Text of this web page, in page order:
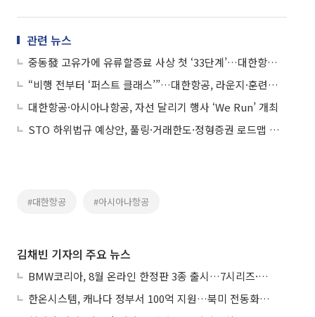
관련 뉴스
중동發 고유가에 유류할증료 사상 첫 ‘33단계’…대한항공, 뉴욕 왕복만 110만원
“비행 전부터 ‘퍼스트 클래스’”…대한항공, 라운지·훈련센터에 통합 청사진 담았다
대한항공·아시아나항공, 자선 달리기 행사 ‘We Run’ 개최
STO 하위법규 예상안, 풀링·거래한도·정형증권 로드맵 제시
#대한항공 #아시아나항공
김채빈 기자의 주요 뉴스
BMW코리아, 8월 온라인 한정판 3종 출시…7시리즈·X7·M340i 투어링
한온시스템, 캐나다 정부서 100억 지원…북미 전동화 시장 가속